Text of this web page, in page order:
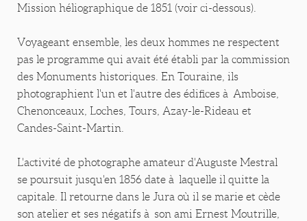
Mission héliographique de 1851 (voir ci-dessous).
Voyageant ensemble, les deux hommes ne respectent
pas le programme qui avait été établi par la commission
des Monuments historiques. En Touraine, ils
photographient l'un et l'autre des édifices à Amboise,
Chenonceaux, Loches, Tours, Azay-le-Rideau et
Candes-Saint-Martin.
L'activité de photographe amateur d'Auguste Mestral
se poursuit jusqu'en 1856 date à laquelle il quitte la
capitale. Il retourne dans le Jura où il se marie et cède
son atelier et ses négatifs à son ami Ernest Moutrille,